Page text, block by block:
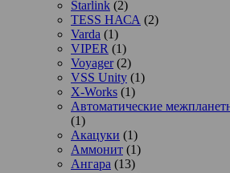
Starlink (2)
TESS НАСА (2)
Varda (1)
VIPER (1)
Voyager(2)
VSS Unity (1)
X-Works (1)
Автоматические
(1)
Акацуки (1)
Аммонит (1)
Ангара (13)